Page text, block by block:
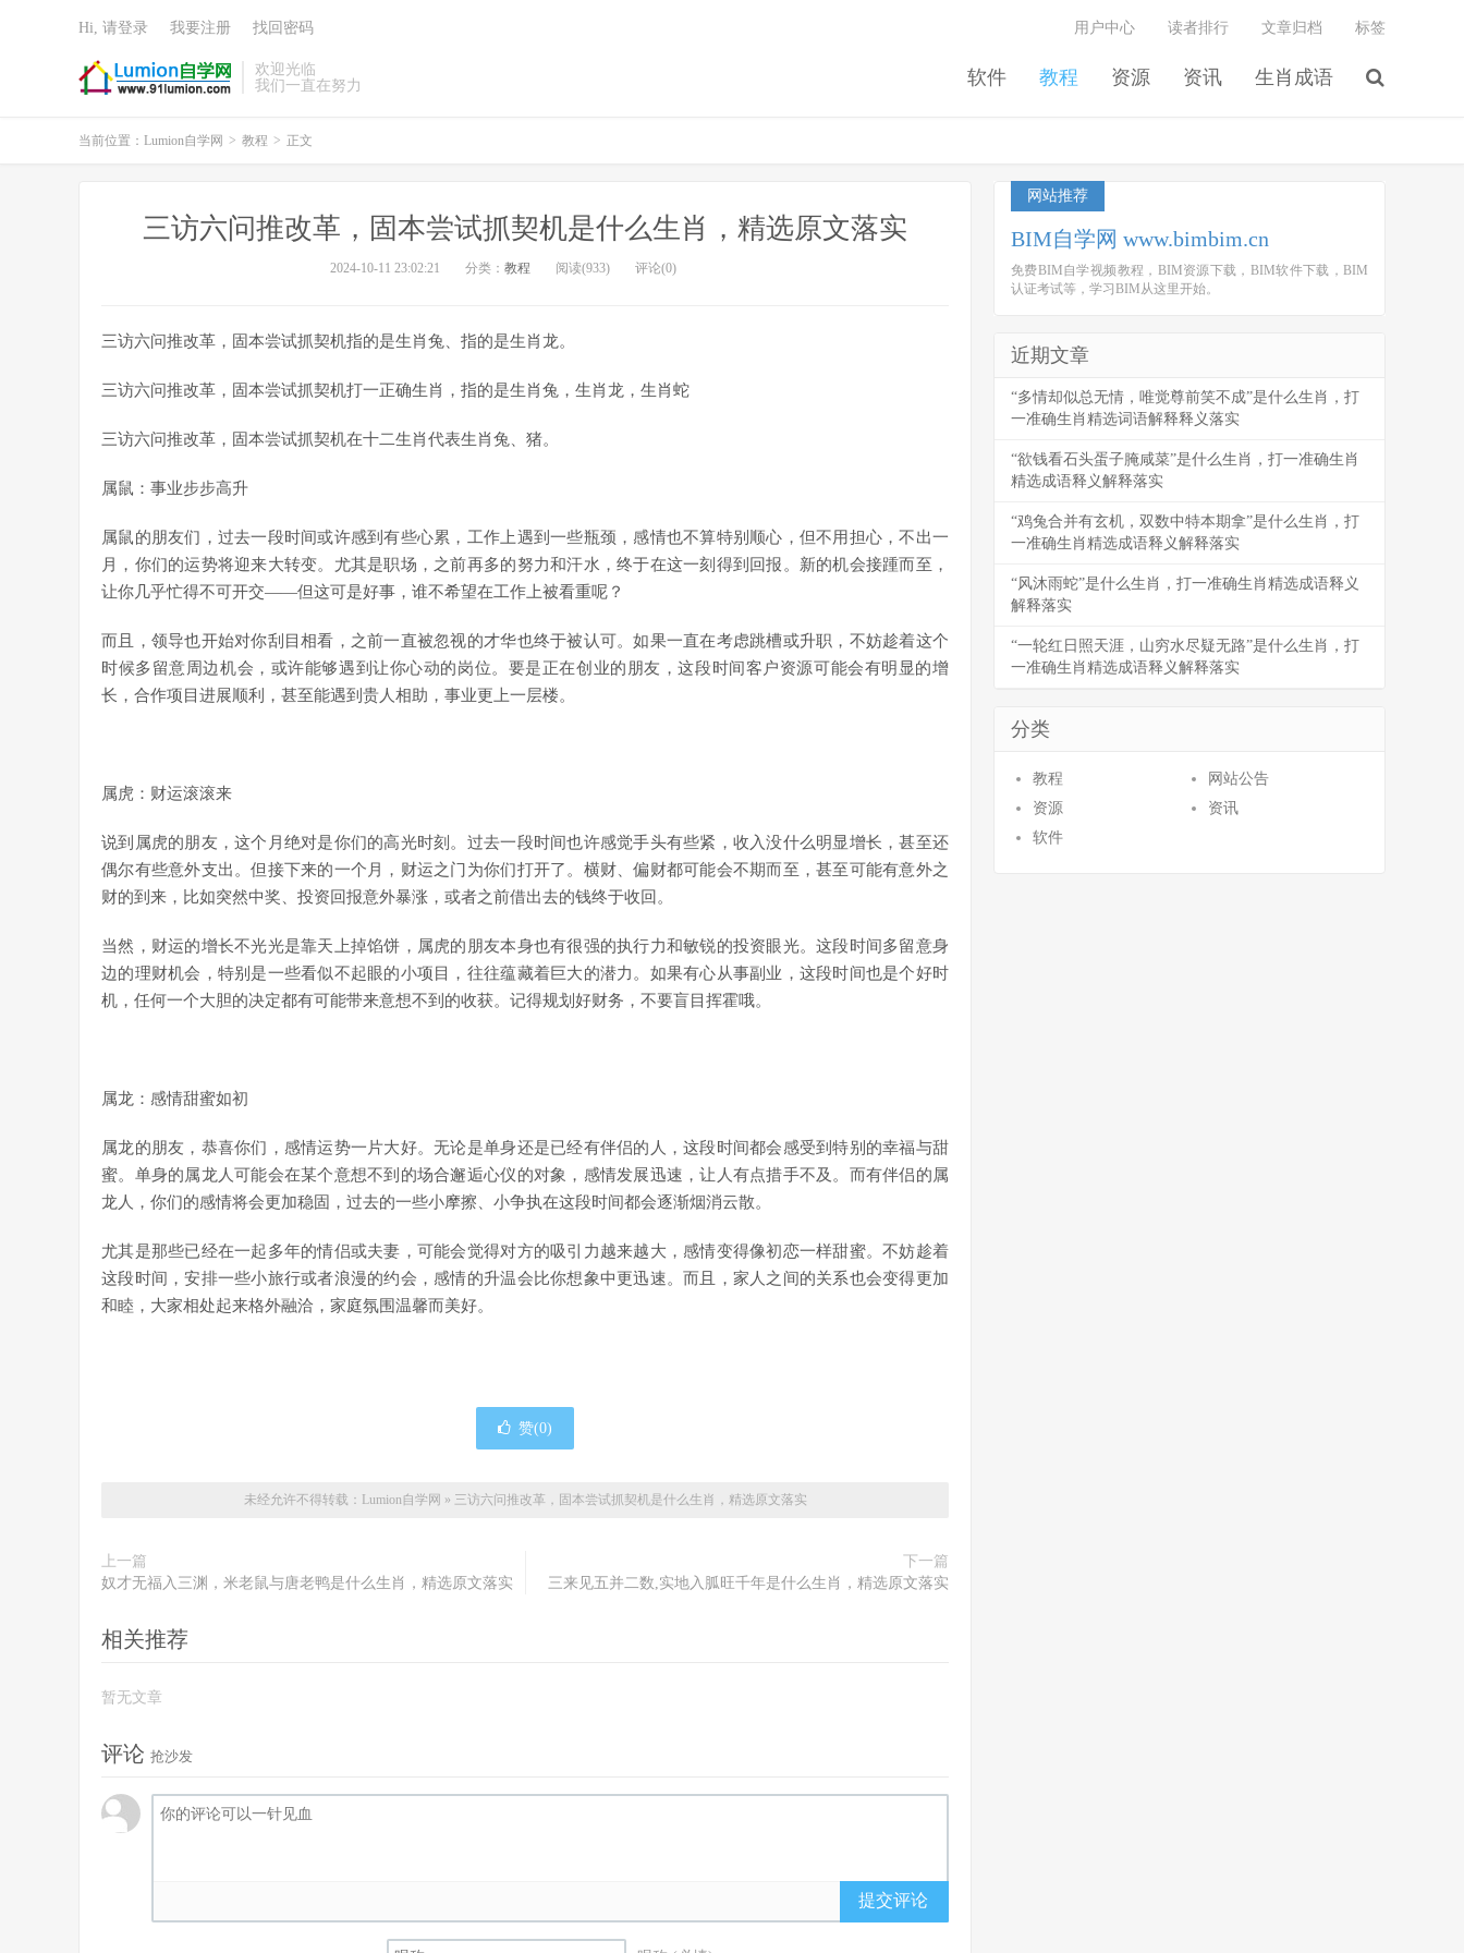
欢迎光临
我们一直在努力
软件 教程 资源 资讯 生肖成语
用户中心 读者排行 文章归档 标签
Hi, 请登录 我要注册 找回密码
当前位置： Lumion自学网 > 教程 > 正文
三访六问推改革，固本尝试抓契机是什么生肖，精选原文落实
2024-10-11 23:02:21 分类： 教程 阅读(933) 评论(0)
三访六问推改革，固本尝试抓契机指的是生肖兔、指的是生肖龙。
三访六问推改革，固本尝试抓契机打一正确生肖，指的是生肖兔，生肖龙，生肖蛇
三访六问推改革，固本尝试抓契机在十二生肖代表生肖兔、猪。
属鼠：事业步步高升
属鼠的朋友们，过去一段时间或许感到有些心累，工作上遇到一些瓶颈，感情也不算特别顺心，但不用担心，不出一
月，你们的运势将迎来大转变。尤其是职场，之前再多的努力和汗水，终于在这一刻得到回报。新的机会接踵而至，
让你几乎忙得不可开交——但这可是好事，谁不希望在工作上被看重呢？
而且，领导也开始对你刮目相看，之前一直被忽视的才华也终于被认可。如果一直在考虑跳槽或升职，不妨趁着这个
时候多留意周边机会，或许能够遇到让你心动的岗位。要是正在创业的朋友，这段时间客户资源可能会有明显的增
长，合作项目进展顺利，甚至能遇到贵人相助，事业更上一层楼。
属虎：财运滚滚来
说到属虎的朋友，这个月绝对是你们的高光时刻。过去一段时间也许感觉手头有些紧，收入没什么明显增长，甚至还
偶尔有些意外支出。但接下来的一个月，财运之门为你们打开了。横财、偏财都可能会不期而至，甚至可能有意外之
财的到来，比如突然中奖、投资回报意外暴涨，或者之前借出去的钱终于收回。
当然，财运的增长不光光是靠天上掉馅饼，属虎的朋友本身也有很强的执行力和敏锐的投资眼光。这段时间多留意身
边的理财机会，特别是一些看似不起眼的小项目，往往蕴藏着巨大的潜力。如果有心从事副业，这段时间也是个好时
机，任何一个大胆的决定都有可能带来意想不到的收获。记得规划好财务，不要盲目挥霍哦。
属龙：感情甜蜜如初
属龙的朋友，恭喜你们，感情运势一片大好。无论是单身还是已经有伴侣的人，这段时间都会感受到特别的幸福与甜
蜜。单身的属龙人可能会在某个意想不到的场合邂逅心仪的对象，感情发展迅速，让人有点措手不及。而有伴侣的属
龙人，你们的感情将会更加稳固，过去的一些小摩擦、小争执在这段时间都会逐渐烟消云散。
尤其是那些已经在一起多年的情侣或夫妻，可能会觉得对方的吸引力越来越大，感情变得像初恋一样甜蜜。不妨趁着
这段时间，安排一些小旅行或者浪漫的约会，感情的升温会比你想象中更迅速。而且，家人之间的关系也会变得更加
和睦，大家相处起来格外融洽，家庭氛围温馨而美好。
赞(0)
未经允许不得转载： Lumion自学网 » 三访六问推改革，固本尝试抓契机是什么生肖，精选原文落实
上一篇
奴才无福入三渊，米老鼠与唐老鸭是什么生肖，精选原文落实
下一篇
三来见五并二数,实地入胍旺千年是什么生肖，精选原文落实
相关推荐
暂无文章
评论 抢沙发
提交评论
网站推荐
BIM自学网 www.bimbim.cn
免费BIM自学视频教程，BIM资源下载，BIM软件下载，BIM
认证考试等，学习BIM从这里开始。
近期文章
“多情却似总无情，唯觉尊前笑不成”是什么生肖，打
一准确生肖精选词语解释释义落实
“欲钱看石头蛋子腌咸菜”是什么生肖，打一准确生肖
精选成语释义解释落实
“鸡兔合并有玄机，双数中特本期拿”是什么生肖，打
一准确生肖精选成语释义解释落实
“风沐雨蛇”是什么生肖，打一准确生肖精选成语释义
解释落实
“一轮红日照天涯，山穷水尽疑无路”是什么生肖，打
一准确生肖精选成语释义解释落实
分类
教程
网站公告
资源
资讯
软件